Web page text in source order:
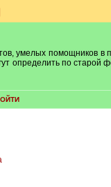
умелых помощников в
определить по старой